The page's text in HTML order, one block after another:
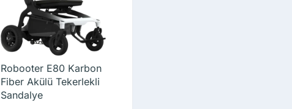
Robooter E80 Karbon
Fiber Akülü Tekerlekli
Sandalye